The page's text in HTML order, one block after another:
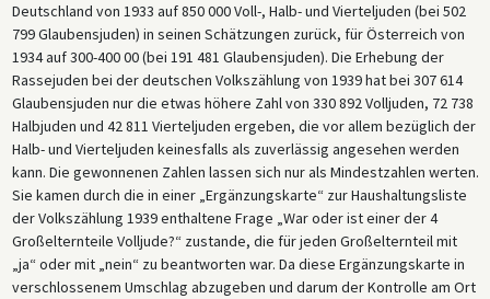
Deutschland von 1933 auf 850 000 Voll-, Halb- und Vierteljuden (bei 502
799 Glaubensjuden) in seinen Schätzungen zurück, für Österreich von
1934 auf 300-400 00 (bei 191 481 Glaubensjuden). Die Erhebung der
Rassejuden bei der deutschen Volkszählung von 1939 hat bei 307 614
Glaubensjuden nur die etwas höhere Zahl von 330 892 Volljuden, 72 738
Halbjuden und 42 811 Vierteljuden ergeben, die vor allem bezüglich der
Halb- und Vierteljuden keinesfalls als zuverlässig angesehen werden
kann. Die gewonnenen Zahlen lassen sich nur als Mindestzahlen werten.
Sie kamen durch die in einer „Ergänzungskarte“ zur Haushaltungsliste
der Volkszählung 1939 enthaltene Frage „War oder ist einer der 4
Großelternteile Volljude?“ zustande, die für jeden Großelternteil mit
„ja“ oder mit „nein“ zu beantworten war. Da diese Ergänzungskarte in
verschlossenem Umschlag abzugeben und darum der Kontrolle am Ort